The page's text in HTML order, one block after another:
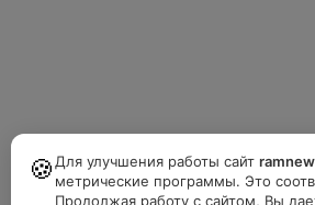
🍪 Для улучшения работы сайт
метрические программы. Это
Продолжая работу с сайтом, Вы